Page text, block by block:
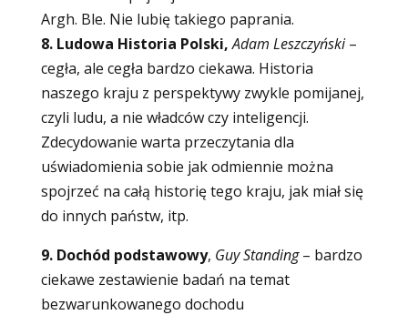
Argh. Ble. Nie lubię takiego paprania.
8. Ludowa Historia Polski, Adam Leszczyński–
cegła, ale cegła bardzo ciekawa. Historia
naszego kraju z perspektywy zwykle pomijanej,
czyli ludu, a nie władców czy inteligencji.
Zdecydowanie warta przeczytania dla
uświadomienia sobie jak odmiennie można
spojrzeć na całą historię tego kraju, jak miał się
do innych państw, itp.
9. Dochód podstawowy, Guy Standing– bardzo
ciekawe zestawienie badań na temat
bezwarunkowanego dochodu